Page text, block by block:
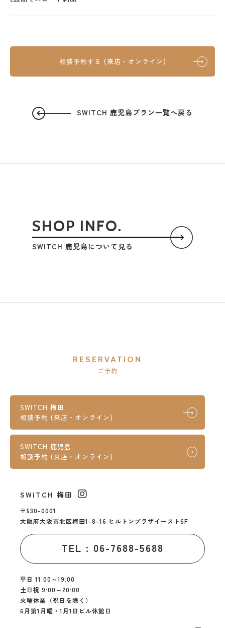
相談予約する (来店・オンライン)
SWITCH 鹿児島プラン一覧へ戻る
SHOP INFO.
SWITCH 鹿児島について見る
RESERVATION
ご予約
SWITCH 梅田
相談予約 (来店・オンライン)
SWITCH 鹿児島
相談予約 (来店・オンライン)
SWITCH 梅田
〒530-0001
大阪府大阪市北区梅田1-8-16 ヒルトンプラザイースト6F
TEL : 06-7688-5688
平日 11:00～19:00
土日祝 9:00～20:00
火曜休業（祝日を除く）
6月第1月曜・1月1日ビル休館日